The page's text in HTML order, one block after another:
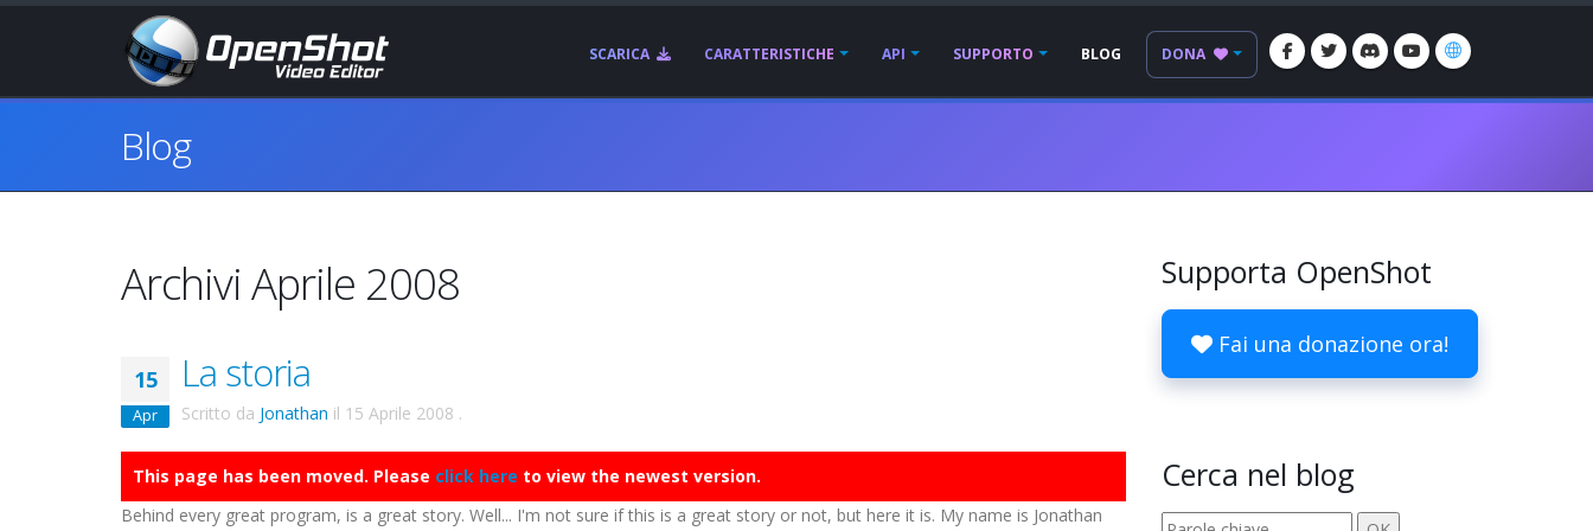
SCARICA CARATTERISTICHE API SUPPORTO BLOG DONA
Blog
Archivi Aprile 2008
15
Apr
La storia
Scritto da Jonathan il 15 Aprile 2008 .
This page has been moved. Please click here to view the newest version.
Behind every great program, is a great story. Well... I'm not sure if this is a great story or not, but here it is. My name is Jonathan
Supporta OpenShot
Fai una donazione ora!
Cerca nel blog